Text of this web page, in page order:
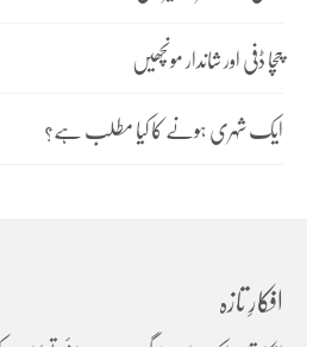
چچا ڈفی اور شاندار مونچھیں
ایک شہری ہونے کا کیا مطلب ہے؟
افکارِ تازہ